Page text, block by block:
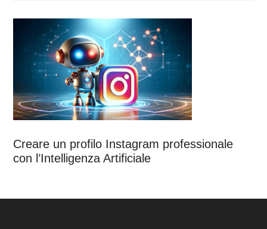
Creare un profilo Instagram professionale
con l’Intelligenza Artificiale